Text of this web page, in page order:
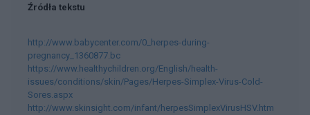
Źródła tekstu
http://www.babycenter.com/0_herpes-during-
pregnancy_1360877.bc
https://www.healthychildren.org/English/health-
issues/conditions/skin/Pages/Herpes-Simplex-Virus-Cold-
Sores.aspx
http://www.skinsight.com/infant/herpesSimplexVirusHSV.htm